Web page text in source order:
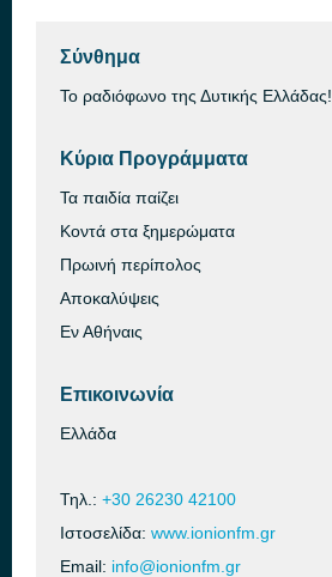
Σύνθημα
Το ραδιόφωνο της Δυτικής Ελλάδας!
Κύρια Προγράμματα
Τα παιδία παίζει
Κοντά στα ξημερώματα
Πρωινή περίπολος
Αποκαλύψεις
Εν Αθήναις
Επικοινωνία
Ελλάδα
Τηλ.: +30 26230 42100
Ιστοσελίδα: www.ionionfm.gr
Email: info@ionionfm.gr